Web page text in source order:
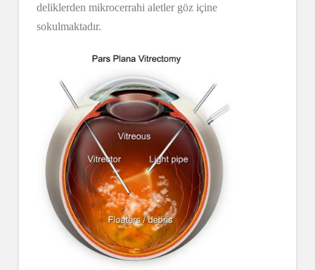
deliklerden mikrocerrahi aletler göz içine
sokulmaktadır.